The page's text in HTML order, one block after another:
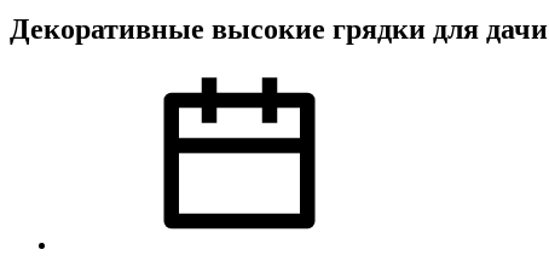
Декоративные высокие грядки для дачи